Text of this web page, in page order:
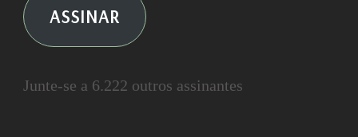
ASSINAR
Junte-se a 6.222 outros assinantes